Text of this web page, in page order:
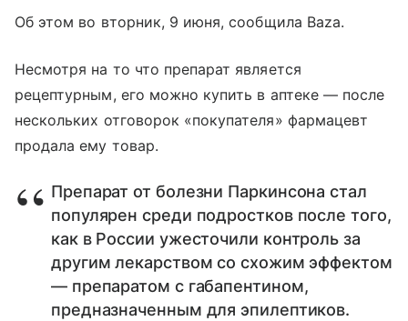
Об этом во вторник, 9 июня, сообщила Baza.
Несмотря на то что препарат является
рецептурным, его можно купить в аптеке — после
нескольких отговорок «покупателя» фармацевт
продала ему товар.
Препарат от болезни Паркинсона стал
популярен среди подростков после того,
как в России ужесточили контроль за
другим лекарством со схожим эффектом
— препаратом с габапентином,
предназначенным для эпилептиков.